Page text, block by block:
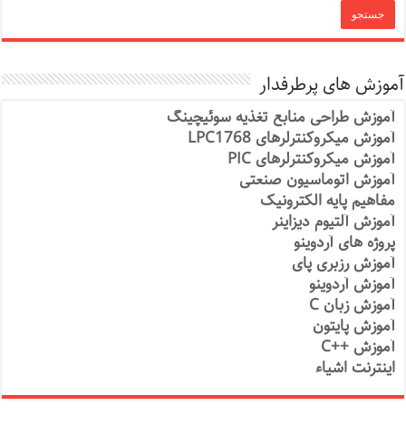
آموزش های پرطرفدار
آموزش طراحی منابع تغذیه سوئیچینگ
آموزش میکروکنترلرهای LPC1768
آموزش میکروکنترلرهای PIC
آموزش اتوماسیون صنعتی
مفاهیم پایه الکترونیک
آموزش آلتیوم دیزاینر
پروژه های آردوینو
آموزش رزبری پای
آموزش آردوینو
آموزش زبان C
آموزش پایتون
آموزش ++C
اینترنت اشیاء